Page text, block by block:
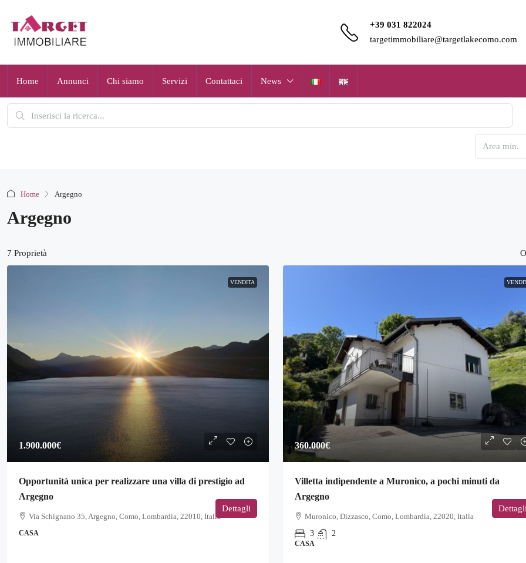
+39 031 822024
targetimmobiliare@targetlakecomo.com
Home Annunci Chi siamo Servizi Contattaci News
Home Argegno
Argegno
7 Proprietà
VENDITA
1.900.000€
Opportunità unica per realizzare una villa di prestigio ad
Argegno
Via Schignano 35, Argegno, Como, Lombardia, 22010, Italia
CASA
Dettagli
360.000€
Villetta indipendente a Muronico, a pochi minuti da
Argegno
Muronico, Dizzasco, Como, Lombardia, 22020, Italia
3
2
CASA